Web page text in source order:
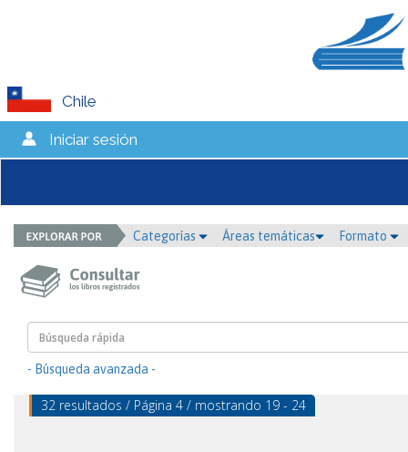
Chile
Iniciar sesión
Categorías Áreas temáticas Formato
- Búsqueda avanzada -
32 resultados / Página 4 / mostrando 19 - 24